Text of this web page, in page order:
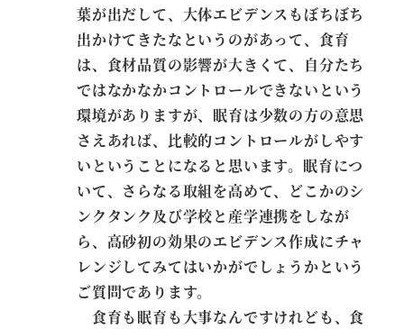
葉が出だして、大体エビデンスもぼちぼち
出かけてきたなというのがあって、食育
は、食材品質の影響が大きくて、自分たち
ではなかなかコントロールできないという
環境がありますが、眠育は少数の方の意思
さえあれば、比較的コントロールがしやす
いということになると思います。眠育につ
いて、さらなる取組を高めて、どこかのシ
ンクタンク及び学校と産学連携をしなが
ら、高砂初の効果のエビデンス作成にチャ
レンジしてみてはいかがでしょうかという
ご質問であります。
食育も眠育も大事なんですけれども、食